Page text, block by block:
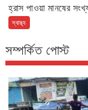
হ্রাস পাওয়া মানষের
স্বাস্থ্য
সম্পর্কিত পোস্ট